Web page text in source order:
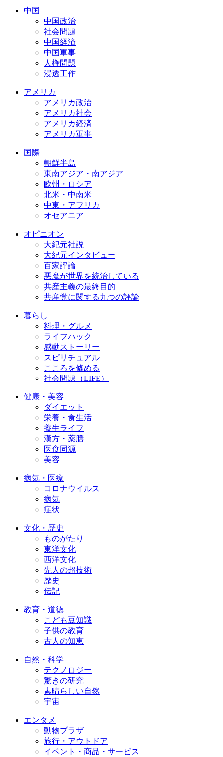
中国
中国政治
社会問題
中国経済
中国軍事
人権問題
浸透工作
アメリカ
アメリカ政治
アメリカ社会
アメリカ経済
アメリカ軍事
国際
朝鮮半島
東南アジア・南アジア
欧州・ロシア
北米・中南米
中東・アフリカ
オセアニア
オピニオン
大紀元社説
大紀元インタビュー
百家評論
悪魔が世界を統治している
共産主義の最終目的
共産党に関する九つの評論
暮らし
料理・グルメ
ライフハック
感動ストーリー
スピリチュアル
こころを修める
社会問題（LIFE）
健康・美容
ダイエット
栄養・食生活
養生ライフ
漢方・薬膳
医食同源
美容
病気・医療
コロナウイルス
病気
症状
文化・歴史
ものがたり
東洋文化
西洋文化
先人の超技術
歴史
伝記
教育・道徳
こども豆知識
子供の教育
古人の知恵
自然・科学
テクノロジー
驚きの研究
素晴らしい自然
宇宙
エンタメ
動物プラザ
旅行・アウトドア
イベント・商品・サービス